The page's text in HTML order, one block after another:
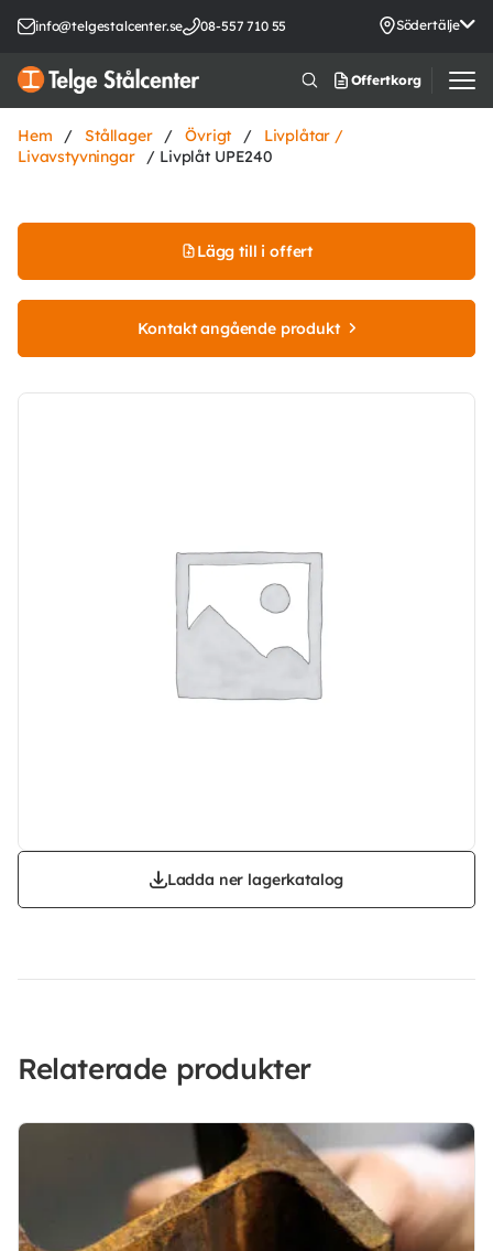
info@telgestalcenter.se 08-557 710 55 Södertälje
Offertkorg
Hem / Stållager / Övrigt /
Livplåtar /
Livavstyvningar
/ Livplåt UPE240
Lägg till i offert
Kontakt angående produkt
Ladda ner lagerkatalog
Relaterade produkter